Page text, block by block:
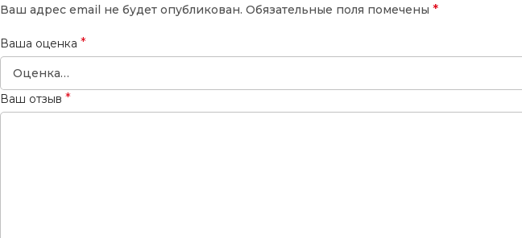
Ваш адрес email не будет опубликован. Обязательные поля помечены *
Ваша оценка *
Ваш отзыв *